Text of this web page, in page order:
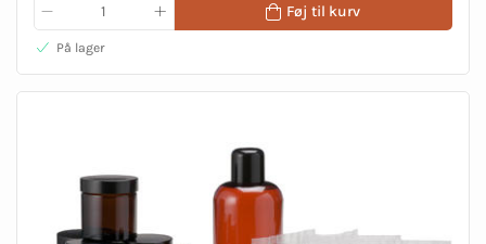
Føj til kurv
På lager